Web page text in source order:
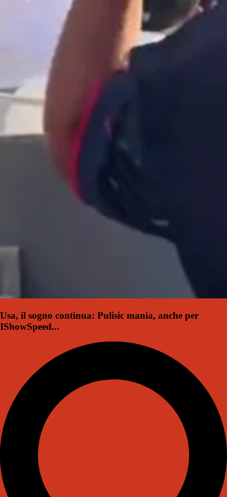
Usa, il sogno continua: Pulisic mania, anche per
IShowSpeed...